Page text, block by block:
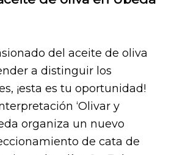
del aceite de oliva
a distinguir los
¡esta es tu oportunidad!
‘Olivar y
organiza un nuevo
de cata de